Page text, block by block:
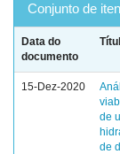
Conjunto de
Data do
documento
15-Dez-2020
de
de